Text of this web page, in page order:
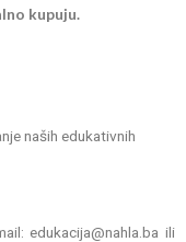
kupuju.
naših edukativnih
edukacija@nahla.ba ili